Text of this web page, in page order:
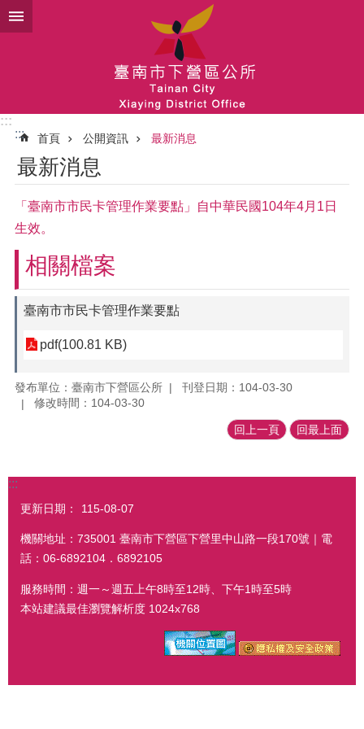
跳到主要內容區塊
:::
:::
首頁 公開資訊 最新消息
最新消息
「臺南市市民卡管理作業要點」自中華民國104年4月1日
生效。
相關檔案
臺南市市民卡管理作業要點
pdf(100.81 KB)
發布單位：臺南市下營區公所
刊登日期：104-03-30
修改時間：104-03-30
回上一頁 回最上面
:::
更新日期： 115-08-07
機關地址：735001 臺南市下營區下營里中山路一段170號｜電
話：06-6892104．6892105
服務時間：週一～週五上午8時至12時、下午1時至5時
本站建議最佳瀏覽解析度 1024x768